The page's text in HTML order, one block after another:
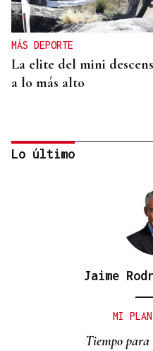
MÁS DEPORTE
La elite del mini
a lo más alto
La ourensana Anna
Lo último
Jaime
MI PLAN
Tiempo